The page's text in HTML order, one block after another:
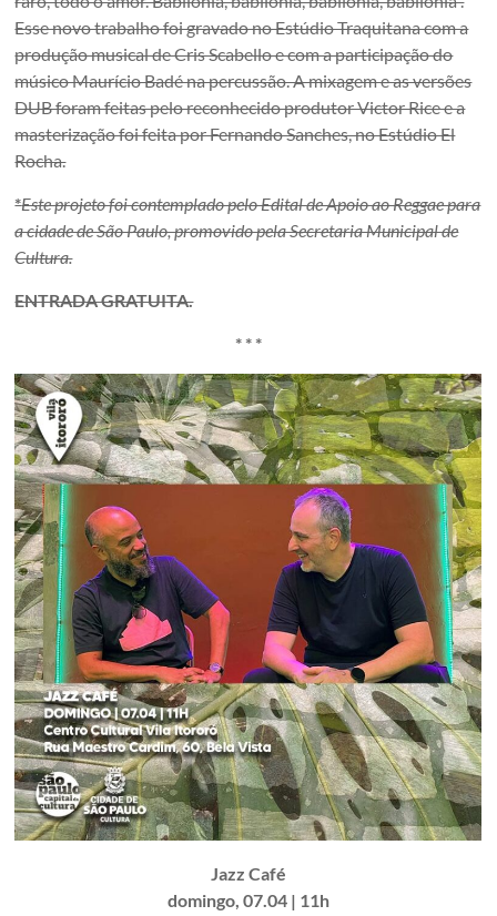
Esse novo trabalho foi gravado no Estúdio Traquitana com a
produção musical de Cris Scabello e com a participação do
músico Maurício Badé na percussão. A mixagem e as versões
DUB foram feitas pelo reconhecido produtor Victor Rice e a
masterização foi feita por Fernando Sanches, no Estúdio El
Rocha.
*Este projeto foi contemplado pelo Edital de Apoio ao Reggae para
a cidade de São Paulo, promovido pela Secretaria Municipal de
Cultura.
ENTRADA GRATUITA.
* * *
Jazz Café
domingo, 07.04 | 11h